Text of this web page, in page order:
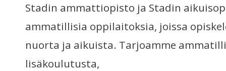
Stadin ammattiopisto ja Stadin
ammatillisia oppilaitoksia, joissa
nuorta ja aikuista. Tarjoamme
lisäkoulutusta,